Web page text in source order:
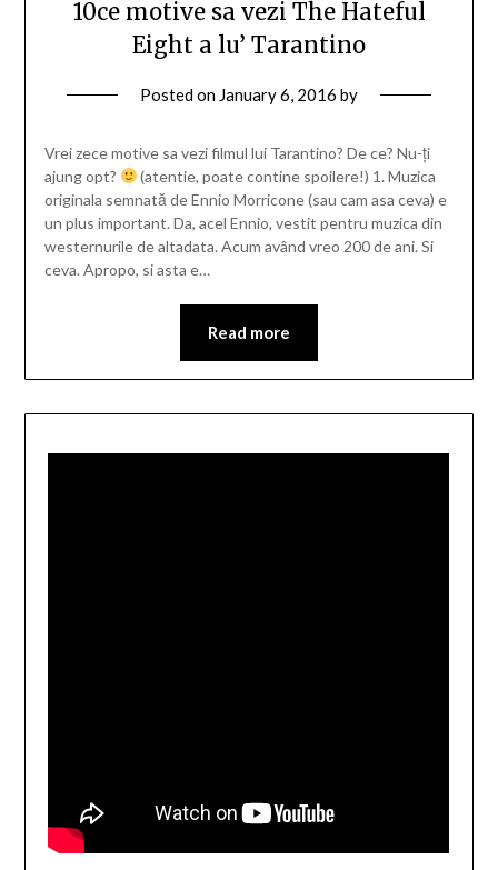
10ce motive sa vezi The Hateful
Eight a lu’ Tarantino
Posted on January 6, 2016 by
Vrei zece motive sa vezi filmul lui Tarantino? De ce? Nu-ți
ajung opt?
(atentie, poate contine spoilere!) 1. Muzica
originala semnată de Ennio Morricone (sau cam asa ceva) e
un plus important. Da, acel Ennio, vestit pentru muzica din
westernurile de altadata. Acum având vreo 200 de ani. Si
ceva. Apropo, si asta e…
Read more